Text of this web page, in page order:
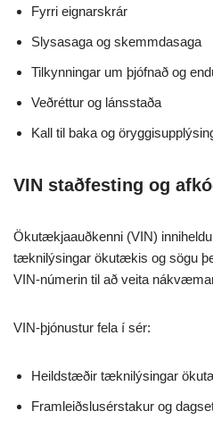
Fyrri eignarskrár
Slysasaga og skemmdasaga
Tilkynningar um þjófnað og
Veðréttur og lánsstaða
Kall til baka og
VIN staðfesting og
Ökutækjaauðkenni (VIN)
tæknilýsingar ökutækis og sögu
VIN-númerin til að veita
VIN-þjónustur fela í sér:
Heildstæðir tæknilýsingar
Framleiðslusérstakur og